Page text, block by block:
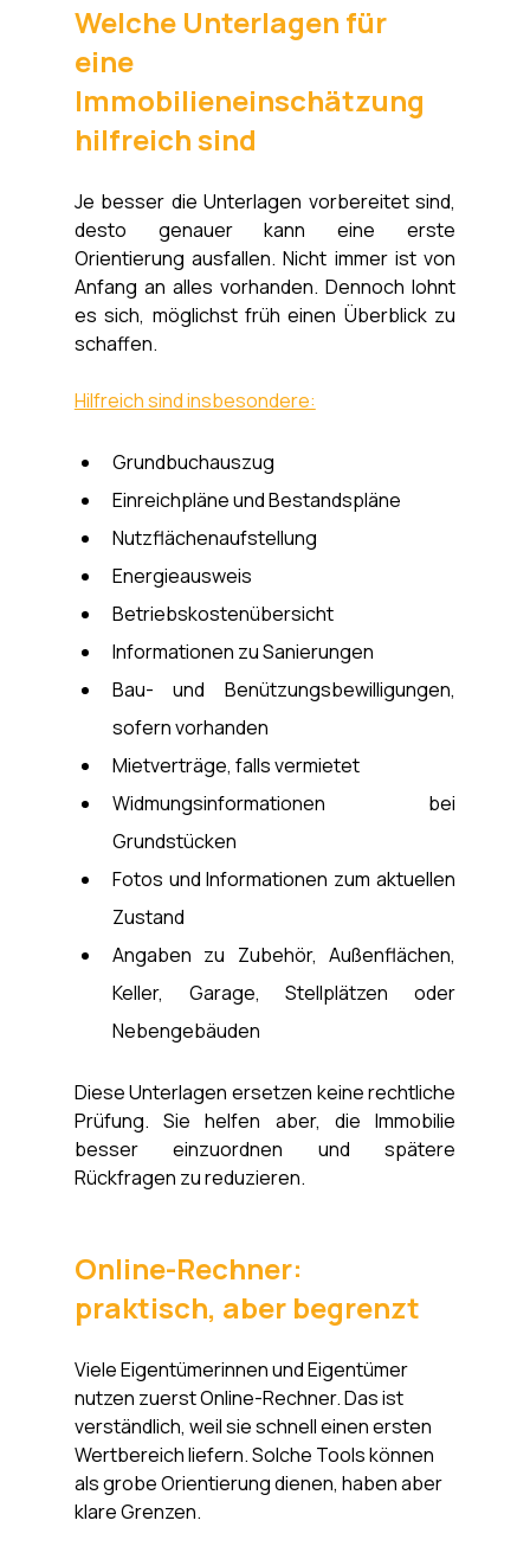
Welche Unterlagen für
eine
Immobilieneinschätzung
hilfreich sind
Je besser die Unterlagen vorbereitet sind,
desto genauer kann eine erste
Orientierung ausfallen. Nicht immer ist von
Anfang an alles vorhanden. Dennoch lohnt
es sich, möglichst früh einen Überblick zu
schaffen.
Hilfreich sind insbesondere:
Grundbuchauszug
Einreichpläne und Bestandspläne
Nutzflächenaufstellung
Energieausweis
Betriebskostenübersicht
Informationen zu Sanierungen
Bau- und Benützungsbewilligungen,
sofern vorhanden
Mietverträge, falls vermietet
Widmungsinformationen bei
Grundstücken
Fotos und Informationen zum aktuellen
Zustand
Angaben zu Zubehör, Außenflächen,
Keller, Garage, Stellplätzen oder
Nebengebäuden
Diese Unterlagen ersetzen keine rechtliche
Prüfung. Sie helfen aber, die Immobilie
besser einzuordnen und spätere
Rückfragen zu reduzieren.
Online-Rechner:
praktisch, aber begrenzt
Viele Eigentümerinnen und Eigentümer
nutzen zuerst Online-Rechner. Das ist
verständlich, weil sie schnell einen ersten
Wertbereich liefern. Solche Tools können
als grobe Orientierung dienen, haben aber
klare Grenzen.